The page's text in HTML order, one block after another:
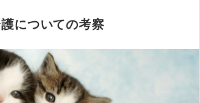
介護についての考察